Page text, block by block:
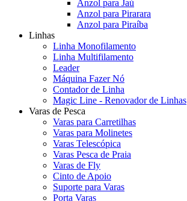
Anzol para Jaú
Anzol para Pirarara
Anzol para Piraíba
Linhas
Linha Monofilamento
Linha Multifilamento
Leader
Máquina Fazer Nó
Contador de Linha
Magic Line - Renovador de Linhas
Varas de Pesca
Varas para Carretilhas
Varas para Molinetes
Varas Telescópica
Varas Pesca de Praia
Varas de Fly
Cinto de Apoio
Suporte para Varas
Porta Varas